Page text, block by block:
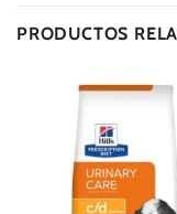
PRODUCTOS